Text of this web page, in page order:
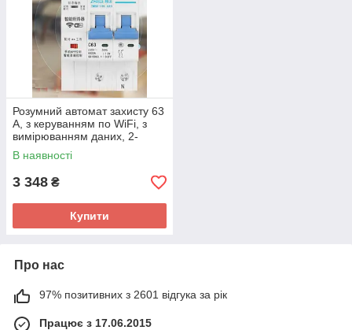
Розумний автомат захисту 63
А, з керуванням по WiFi, з
вимірюванням даних, 2-
полюсний
В наявності
3 348 ₴
Купити
Про нас
97% позитивних з 2601 відгука за рік
Працює з 17.06.2015